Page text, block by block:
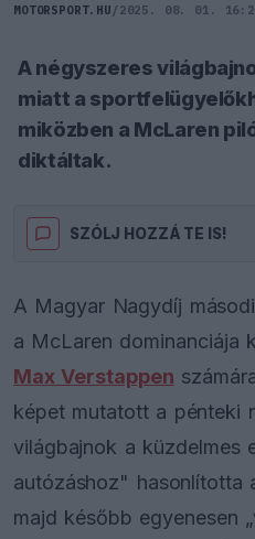
MOTORSPORT.HU / 2025. 08. 01.
A négyszeres
miatt a
miközben a McLaren
diktáltak.
SZÓLJ HOZZÁ TE IS!
A Magyar Nagydíj
a McLaren dominanciája
Max Verstappen
képet mutatott a pénteki
világbajnok a küzdelmes
autózáshoz" hasonlította
majd később egyenesen